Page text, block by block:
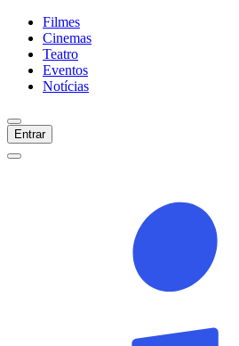
Filmes
Cinemas
Teatro
Eventos
Notícias
Entrar